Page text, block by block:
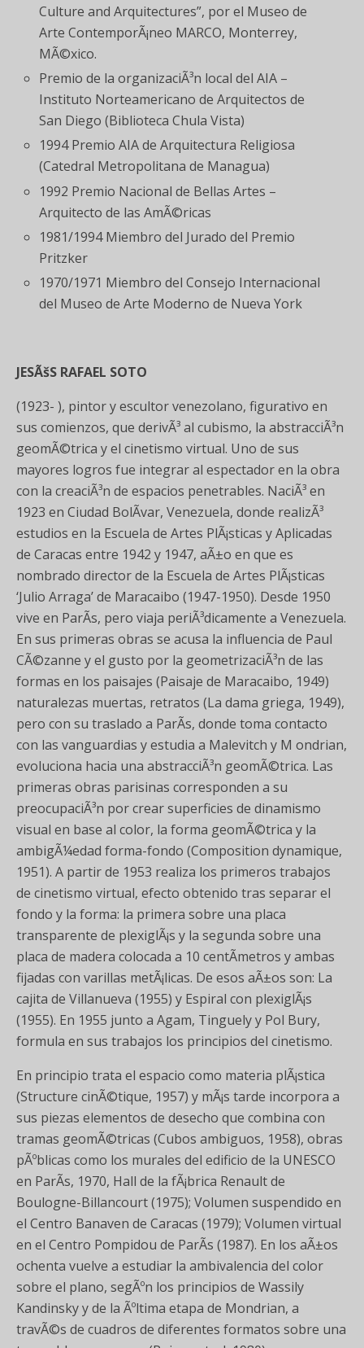
Culture and Arquitectures”, por el Museo de
Arte ContemporÃ¡neo MARCO, Monterrey,
MÃ©xico.
Premio de la organizaciÃ³n local del AIA –
Instituto Norteamericano de Arquitectos de
San Diego (Biblioteca Chula Vista)
1994 Premio AIA de Arquitectura Religiosa
(Catedral Metropolitana de Managua)
1992 Premio Nacional de Bellas Artes –
Arquitecto de las AmÃ©ricas
1981/1994 Miembro del Jurado del Premio
Pritzker
1970/1971 Miembro del Consejo Internacional
del Museo de Arte Moderno de Nueva York
JESÃšS RAFAEL SOTO
(1923- ), pintor y escultor venezolano, figurativo en
sus comienzos, que derivÃ³ al cubismo, la abstracciÃ³n
geomÃ©trica y el cinetismo virtual. Uno de sus
mayores logros fue integrar al espectador en la obra
con la creaciÃ³n de espacios penetrables. NaciÃ³ en
1923 en Ciudad BolÃ­var, Venezuela, donde realizÃ³
estudios en la Escuela de Artes PlÃ¡sticas y Aplicadas
de Caracas entre 1942 y 1947, aÃ±o en que es
nombrado director de la Escuela de Artes PlÃ¡sticas
‘Julio Arraga’ de Maracaibo (1947-1950). Desde 1950
vive en ParÃ­s, pero viaja periÃ³dicamente a Venezuela.
En sus primeras obras se acusa la influencia de Paul
CÃ©zanne y el gusto por la geometrizaciÃ³n de las
formas en los paisajes (Paisaje de Maracaibo, 1949)
naturalezas muertas, retratos (La dama griega, 1949),
pero con su traslado a ParÃ­s, donde toma contacto
con las vanguardias y estudia a Malevitch y M ondrian,
evoluciona hacia una abstracciÃ³n geomÃ©trica. Las
primeras obras parisinas corresponden a su
preocupaciÃ³n por crear superficies de dinamismo
visual en base al color, la forma geomÃ©trica y la
ambigÃ¼edad forma-fondo (Composition dynamique,
1951). A partir de 1953 realiza los primeros trabajos
de cinetismo virtual, efecto obtenido tras separar el
fondo y la forma: la primera sobre una placa
transparente de plexiglÃ¡s y la segunda sobre una
placa de madera colocada a 10 centÃ­metros y ambas
fijadas con varillas metÃ¡licas. De esos aÃ±os son: La
cajita de Villanueva (1955) y Espiral con plexiglÃ¡s
(1955). En 1955 junto a Agam, Tinguely y Pol Bury,
formula en sus trabajos los principios del cinetismo.
En principio trata el espacio como materia plÃ¡stica
(Structure cinÃ©tique, 1957) y mÃ¡s tarde incorpora a
sus piezas elementos de desecho que combina con
tramas geomÃ©tricas (Cubos ambiguos, 1958), obras
pÃºblicas como los murales del edificio de la UNESCO
en ParÃ­s, 1970, Hall de la fÃ¡brica Renault de
Boulogne-Billancourt (1975); Volumen suspendido en
el Centro Banaven de Caracas (1979); Volumen virtual
en el Centro Pompidou de ParÃ­s (1987). En los aÃ±os
ochenta vuelve a estudiar la ambivalencia del color
sobre el plano, segÃºn los principios de Wassily
Kandinsky y de la Ãºltima etapa de Mondrian, a
travÃ©s de cuadros de diferentes formatos sobre una